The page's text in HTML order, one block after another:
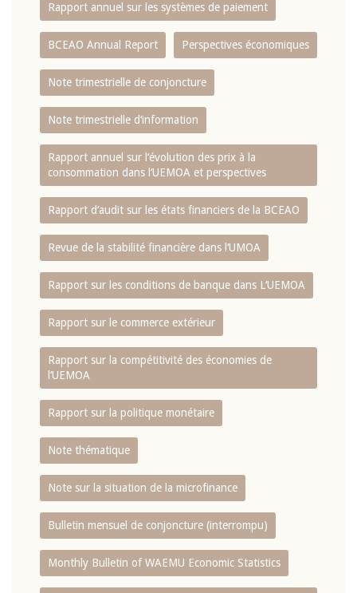
Rapport annuel sur les systèmes de paiement
BCEAO Annual Report Perspectives économiques
Note trimestrielle de conjoncture
Note trimestrielle d‘information
Rapport annuel sur l‘évolution des prix à la
consommation dans l‘UEMOA et perspectives
Rapport d‘audit sur les états financiers de la BCEAO
Revue de la stabilité financière dans l‘UMOA
Rapport sur les conditions de banque dans L‘UEMOA
Rapport sur le commerce extérieur
Rapport sur la compétitivité des économies de
l‘UEMOA
Rapport sur la politique monétaire
Note thématique
Note sur la situation de la microfinance
Bulletin mensuel de conjoncture (interrompu)
Monthly Bulletin of WAEMU Economic Statistics